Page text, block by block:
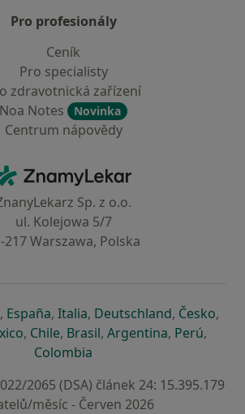
Pro profesionály
Ceník
Pro specialisty
zdravotnická zařízení
Noa Notes
Novinka
Centrum nápovědy
ZnamyLekar - Hlavní stránka
Sp. z o.o.
ul. Kolejowa 5/7
217 Warszawa, Polska
v nové záložce
otevře v nové záložce
, Españase otevře v nové záložce
, Italiase otevře v nové záložce
, Deutschlandse otevře v
, Českose
,
v nové záložce
se otevře v nové záložce
, Chilese otevře v nové záložce
, Brasilse otevře v nové
, Argentinase otevře v
, Perúse
,
Colombia
2065 (DSA) článek 24: 15.395.179
měsíc - Červen 2026